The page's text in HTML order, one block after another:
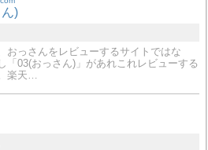
)
おっさんをレビューするサイトではな
「03(おっさん)」があれこれレビューする
楽天…